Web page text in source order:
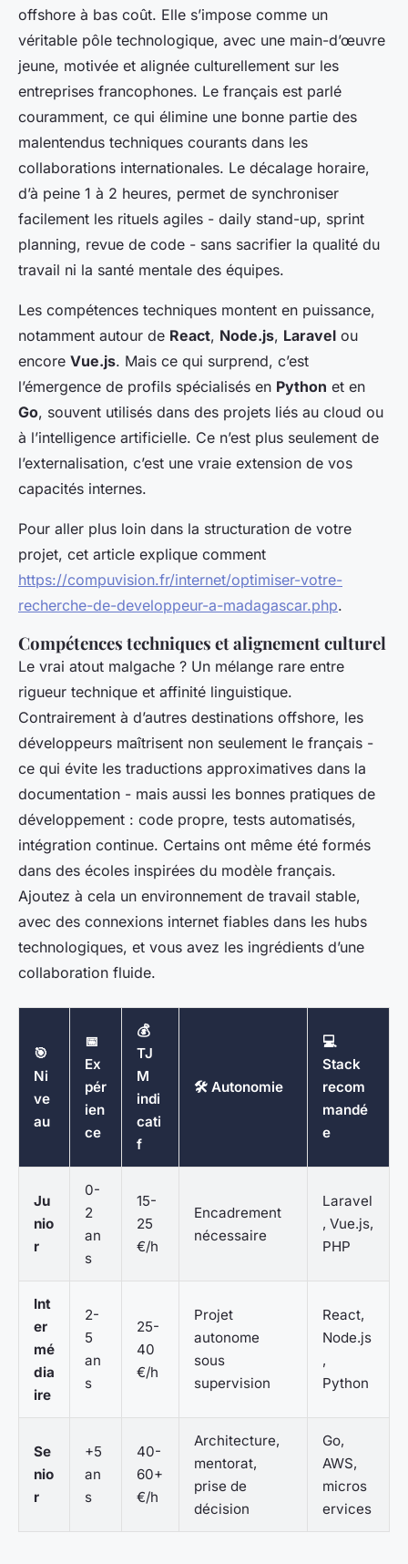
offshore à bas coût. Elle s’impose comme un
véritable pôle technologique, avec une main-d’œuvre
jeune, motivée et alignée culturellement sur les
entreprises francophones. Le français est parlé
couramment, ce qui élimine une bonne partie des
malentendus techniques courants dans les
collaborations internationales. Le décalage horaire,
d’à peine 1 à 2 heures, permet de synchroniser
facilement les rituels agiles - daily stand-up, sprint
planning, revue de code - sans sacrifier la qualité du
travail ni la santé mentale des équipes.
Les compétences techniques montent en puissance,
notamment autour de React, Node.js, Laravel ou
encore Vue.js. Mais ce qui surprend, c’est
l’émergence de profils spécialisés en Python et en
Go, souvent utilisés dans des projets liés au cloud ou
à l’intelligence artificielle. Ce n’est plus seulement de
l’externalisation, c’est une vraie extension de vos
capacités internes.
Pour aller plus loin dans la structuration de votre
projet, cet article explique comment
https://compuvision.fr/internet/optimiser-votre-
recherche-de-developpeur-a-madagascar.php.
Compétences techniques et alignement culturel
Le vrai atout malgache ? Un mélange rare entre
rigueur technique et affinité linguistique.
Contrairement à d’autres destinations offshore, les
développeurs maîtrisent non seulement le français -
ce qui évite les traductions approximatives dans la
documentation - mais aussi les bonnes pratiques de
développement : code propre, tests automatisés,
intégration continue. Certains ont même été formés
dans des écoles inspirées du modèle français.
Ajoutez à cela un environnement de travail stable,
avec des connexions internet fiables dans les hubs
technologiques, et vous avez les ingrédients d’une
collaboration fluide.
🎯
Ni
ve
au
📅
Ex
pér
ien
ce
💰
TJ
M
indi
cati
f
🛠️ Autonomie
💻
Stack
recom
mandé
e
Ju
nio
r
0-
2
an
s
15-
25
€/h
Encadrement
nécessaire
Laravel
, Vue.js,
PHP
Int
er
mé
dia
ire
2-
5
an
s
25-
40
€/h
Projet
autonome
sous
supervision
React,
Node.js
,
Python
Se
nio
r
+5
an
s
40-
60+
€/h
Architecture,
mentorat,
prise de
décision
Go,
AWS,
micros
ervices